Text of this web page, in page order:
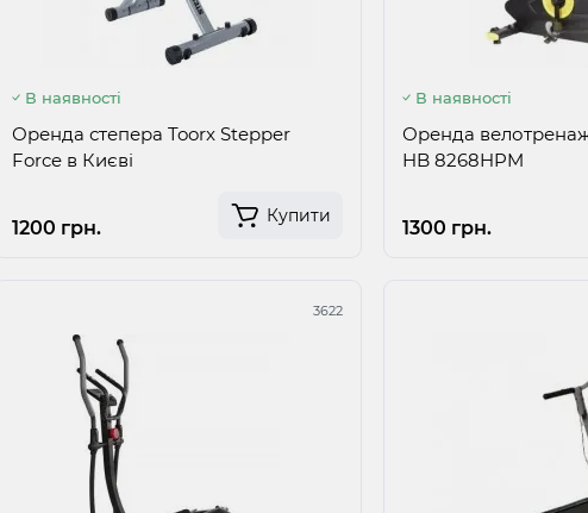
В наявності
Оренда степера Toorx Stepper
Force в Києві
1200 грн.
Купити
В наявності
Оренда
HB 8268HPM
1300 грн.
3622